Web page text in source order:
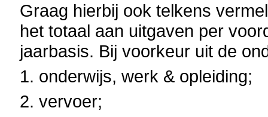
Graag hierbij ook telkens
het totaal aan uitgaven per
jaarbasis. Bij voorkeur uit de
1. onderwijs, werk & opleiding;
2. vervoer;